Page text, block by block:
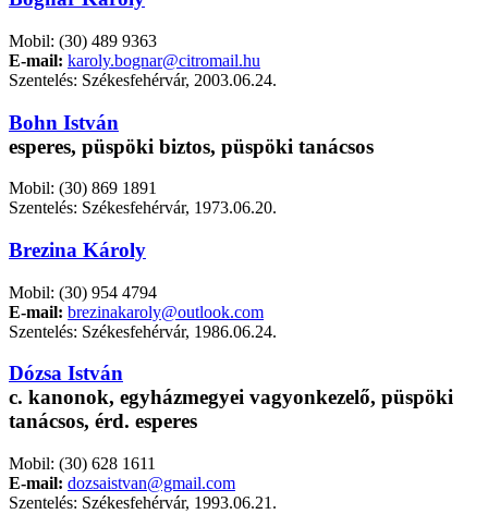
Mobil: (30) 489 9363
E-mail: karoly.bognar@citromail.hu
Szentelés: Székesfehérvár, 2003.06.24.
Bohn István
esperes, püspöki biztos, püspöki tanácsos
Mobil: (30) 869 1891
Szentelés: Székesfehérvár, 1973.06.20.
Brezina Károly
Mobil: (30) 954 4794
E-mail: brezinakaroly@outlook.com
Szentelés: Székesfehérvár, 1986.06.24.
Dózsa István
c. kanonok, egyházmegyei vagyonkezelő, püspöki
tanácsos, érd. esperes
Mobil: (30) 628 1611
E-mail: dozsaistvan@gmail.com
Szentelés: Székesfehérvár, 1993.06.21.